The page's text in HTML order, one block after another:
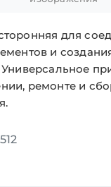
для
и
ремонте и